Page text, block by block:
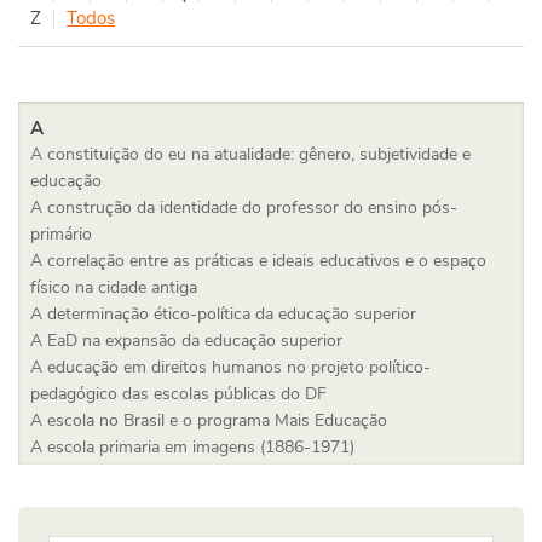
Z
Todos
A
A constituição do eu na atualidade: gênero, subjetividade e
educação
A construção da identidade do professor do ensino pós-
primário
A correlação entre as práticas e ideais educativos e o espaço
físico na cidade antiga
A determinação ético-política da educação superior
A EaD na expansão da educação superior
A educação em direitos humanos no projeto político-
pedagógico das escolas públicas do DF
A escola no Brasil e o programa Mais Educação
A escola primaria em imagens (1886-1971)